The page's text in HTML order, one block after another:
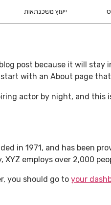
ייעוץ משכנתאות
post because it will
start with an About page
actor by night, and
in 1971, and has been
XYZ employs over 2,000
you should go to your